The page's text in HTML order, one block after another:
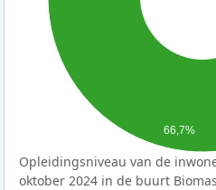
66,7%
Opleidingsniveau van de
oktober 2024 in de buurt